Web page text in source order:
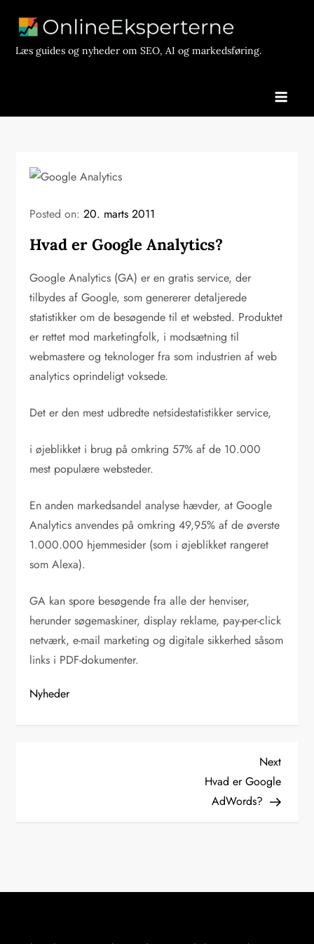
contentLæs guides og nyheder om SEO, AI og markedsføring.
Posted on:20. marts 2011
Hvad er Google Analytics?
Google Analytics (GA) er en gratis service, der
tilbydes af Google, som genererer detaljerede
statistikker om de besøgende til et websted. Produktet
er rettet mod marketingfolk, i modsætning til
webmastere og teknologer fra som industrien af web
analytics oprindeligt voksede.
Det er den mest udbredte netsidestatistikker service,
i øjeblikket i brug på omkring 57% af de 10.000
mest populære websteder.
En anden markedsandel analyse hævder, at Google
Analytics anvendes på omkring 49,95% af de øverste
1.000.000 hjemmesider (som i øjeblikket rangeret
som Alexa).
GA kan spore besøgende fra alle der henviser,
herunder søgemaskiner, display reklame, pay-per-click
netværk, e-mail marketing og digitale sikkerhed såsom
links i PDF-dokumenter.
Nyheder
æ
Next
Post
Next
Hvad er Google
AdWords?